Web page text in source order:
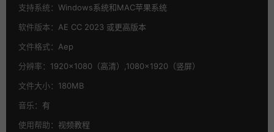
支持系统： Windows系统和MAC苹果系统
软件版本： AE CC 2023 或更高版本
文件格式： Aep
分辨率： 1920×1080（高清）,1080×1920（竖屏）
文件大小： 180MB
音乐： 有
使用帮助： 视频教程